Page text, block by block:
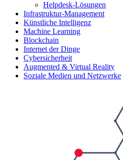
Helpdesk-Lösungen
Infrastruktur-Management
Künstliche Intelligenz
Machine Learning
Blockchain
Internet der Dinge
Cybersicherheit
Augmented & Virtual Reality
Soziale Medien und Netzwerke